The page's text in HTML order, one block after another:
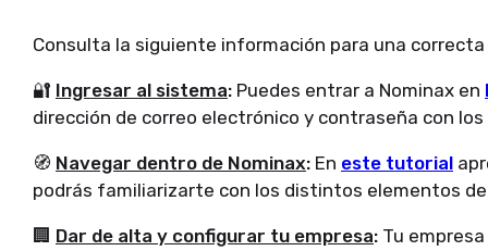
Consulta la siguiente información para una
🔐 Ingresar al sistema: Puedes entrar a Nominax en
dirección de correo electrónico y contraseña con
🧭 Navegar dentro de Nominax: En este tutorial
podrás familiarizarte con los distintos elementos
🏢 Dar de alta y configurar tu empresa: Tu